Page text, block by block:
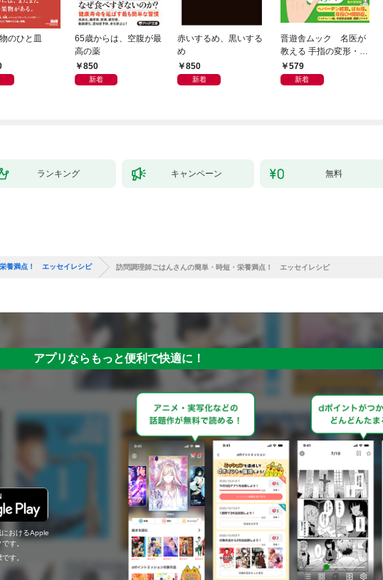
のひと皿
65歳からは、空腹が最
高の薬
850
新着
赤いするめ、黒いする
め
850
新着
晋遊舎ムック 名医が
教える 手指の変形・痛
みが良くなる本
579
新着
ランキング キャンペーン 無料
養満点！ エッセイレシピ 訪問調理師ごはんさんの簡単・時短・栄養満点！ エッセイレシピ
アプリならもっと便利で快適に！
おけるApple
す。
す。